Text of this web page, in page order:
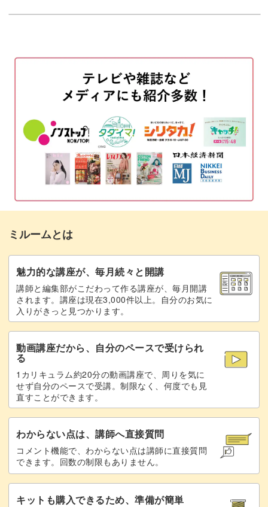
このモチーフを際立たせるにはベースカラーも重要です。
透明感のあるベースの塗り方や、色の濃さのオススメはレ
ッスンでご紹介します。
また、桜をバランスよく配置するコツもレクチャー。
満開の桜や散っている花びらなど、お好みのアレンジで桜
のアートを楽しめるようになりますよ。
桜の中心にはストーンパーツを添えて、上品なアクセント
をプラス。
完成した桜ネイルを見るたび、その美しさに癒やされるこ
とまちがいなしです。
春の訪れを感じさせる、桜マグネットのデザイン。
ぜひチャレンジしてみてくださいね。
桜のアートを描く
余白に花びらを描く
シルバーのラメで周りを囲む 14:58
花の中心にストーンとパーツを置く
トップジェルを塗布する
完成♪ 19:26
ミルームとは
魅力的な講座が、毎月続々と開講
講師と編集部がこだわって作る講座が、毎月開講
されます。講座は現在3,000件以上。自分のお気に
入りがきっと見つかります。
動画講座だから、自分のペースで受けられ
る
1カリキュラム約20分の動画講座で、周りを気に
せず自分のペースで受講。制限なく、何度でも見
直すことができます。
わからない点は、講師へ直接質問
コメント機能で、わからない点は講師に直接質問
できます。回数の制限もありません。
キットも購入できるため、準備が簡単